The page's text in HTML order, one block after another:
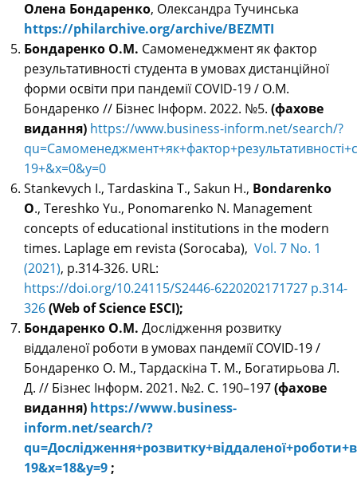
Олена Бондаренко, Олександра Тучинська
https://philarchive.org/archive/BEZMTI
Бондаренко О.М. Самоменеджмент як фактор
результативності студента в умовах дистанційної
форми освіти при пандемії COVID-19 / О.М.
Бондаренко // Бізнес Інформ. 2022. №5. (фахове
видання) https://www.business-inform.net/search/?
19+&x=0&y=0
Stankevych I., Tardaskina T., Sakun H., Bondarenko
O., Tereshko Yu., Ponomarenko N. Management
concepts of educational institutions in the modern
times. Laplage em revista (Sorocaba), Vol. 7 No. 1
(2021), p.314-326. URL:
https://doi.org/10.24115/S2446-6220202171727 p.314-
326(Web of Science ESCI);
Бондаренко О.М. Дослідження розвитку
віддаленої роботи в умовах пандемії COVID-19 /
Бондаренко О. М., Тардаскіна Т. М., Богатирьова Л.
Д. // Бізнес Інформ. 2021. №2. C. 190–197(фахове
видання) https://www.business-
inform.net/search/?
19&x=18&y=9 ;